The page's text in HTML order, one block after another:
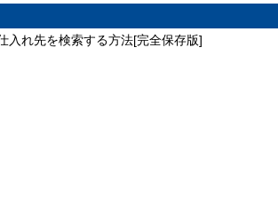
入れ先を検索する方法[完全保存版]